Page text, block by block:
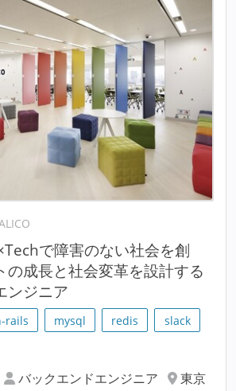
で障害のない社会を創
の成長と社会変革を設計する
ンジニア
rails mysql redis
slack
バックエンドエンジニア
東京